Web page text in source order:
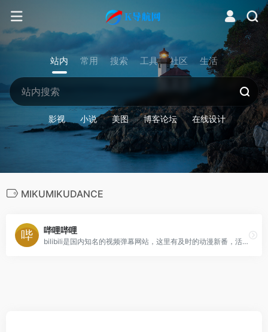
站内 常用 搜索 工具 社区 生活
影视 小说 美图 博客论坛 在线设计
MIKUMIKUDANCE
哔哩哔哩
bilibili是国内知名的视频弹幕网站，这里有及时的动漫新番，活跃的ACG氛围，有创意的Up主。大家可以在这里找到许多欢乐。